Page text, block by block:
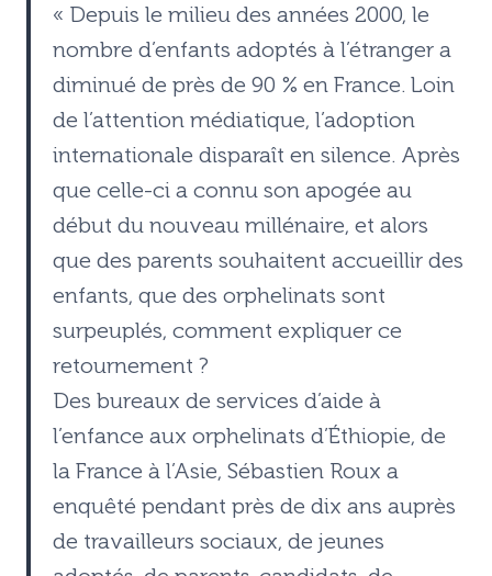
« Depuis le milieu des années 2000, le
nombre d’enfants adoptés à l’étranger a
diminué de près de 90 % en France. Loin
de l’attention médiatique, l’adoption
internationale disparaît en silence. Après
que celle-ci a connu son apogée au
début du nouveau millénaire, et alors
que des parents souhaitent accueillir des
enfants, que des orphelinats sont
surpeuplés, comment expliquer ce
retournement ?
Des bureaux de services d’aide à
l’enfance aux orphelinats d’Éthiopie, de
la France à l’Asie, Sébastien Roux a
enquêté pendant près de dix ans auprès
de travailleurs sociaux, de jeunes